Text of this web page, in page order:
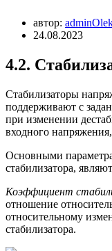
автор:
24.08.2023
4.2.
Стабилизаторы
поддерживают с
при изменении
входного
Основными
стабилизатора,
Коэффициент
отношение
относительному
стабилизатора.